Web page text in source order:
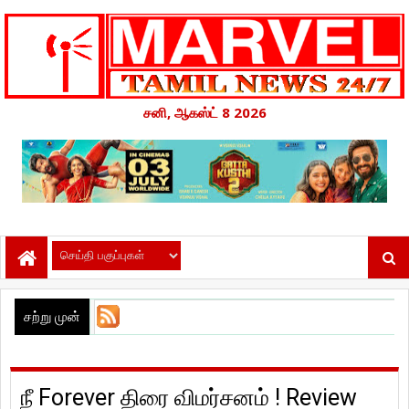
சனி, ஆகஸ்ட் 8 2026
சற்று முன்
நீ Forever திரை விமர்சனம் ! Review